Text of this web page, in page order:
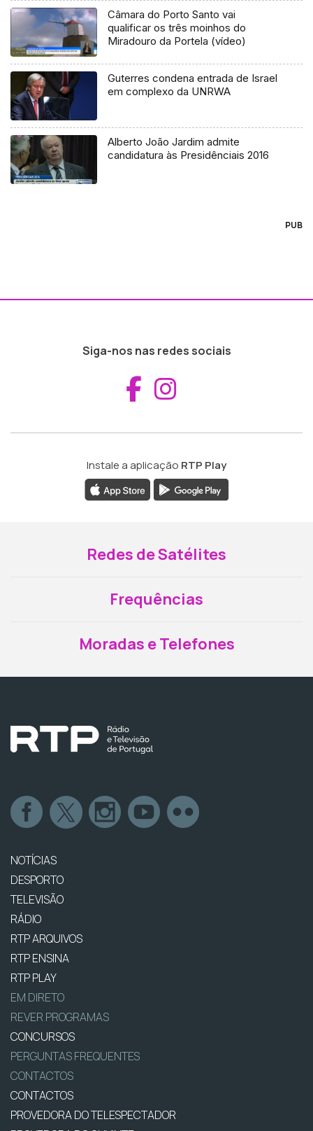
Câmara do Porto Santo vai
qualificar os três moinhos do
Miradouro da Portela (vídeo)
Guterres condena entrada de Israel
em complexo da UNRWA
Alberto João Jardim admite
candidatura às Presidênciais 2016
PUB
Siga-nos nas redes sociais
Aceder ao
Instale a aplicação RTP Play
Redes de Satélites
Frequências
Moradas e Telefones
NOTÍCIAS
DESPORTO
TELEVISÃO
RÁDIO
RTP ARQUIVOS
RTP ENSINA
RTP PLAY
EM DIRETO
REVER PROGRAMAS
CONCURSOS
PERGUNTAS FREQUENTES
CONTACTOS
CONTACTOS
PROVEDORA DO TELESPECTADOR